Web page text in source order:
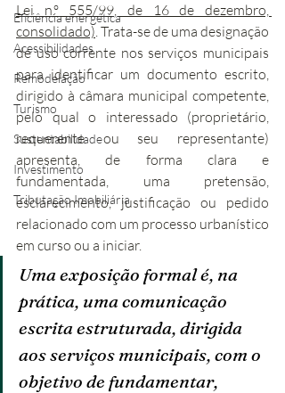
Eficiência energética
Acessibilidades
Remodelação
Turismo
Sustentabilidade
Investimento
Tributação Imobiliária
Lei n.º 555/99, de 16 de dezembro,
consolidado). Trata-se de uma designação
de uso corrente nos serviços municipais
para identificar um documento escrito,
dirigido à câmara municipal competente,
pelo qual o interessado (proprietário,
requerente ou seu representante)
apresenta, de forma clara e
fundamentada, uma pretensão,
esclarecimento, justificação ou pedido
relacionado com um processo urbanístico
em curso ou a iniciar.
Uma exposição formal é, na
prática, uma comunicação
escrita estruturada, dirigida
aos serviços municipais, com o
objetivo de fundamentar,